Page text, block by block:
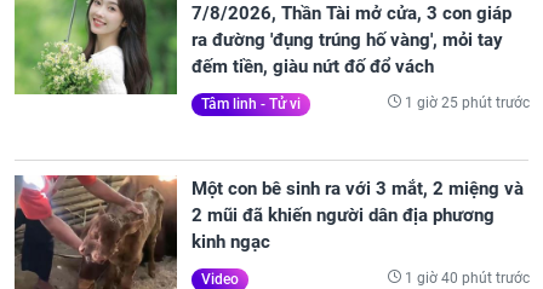
7/8/2026, Thần Tài mở cửa, 3 con giáp
ra đường 'đụng trúng hố vàng', mỏi tay
đếm tiền, giàu nứt đố đổ vách
Tâm linh - Tử vi 1 giờ 25 phút trước
Một con bê sinh ra với 3 mắt, 2 miệng và
2 mũi đã khiến người dân địa phương
kinh ngạc
Video 1 giờ 40 phút trước